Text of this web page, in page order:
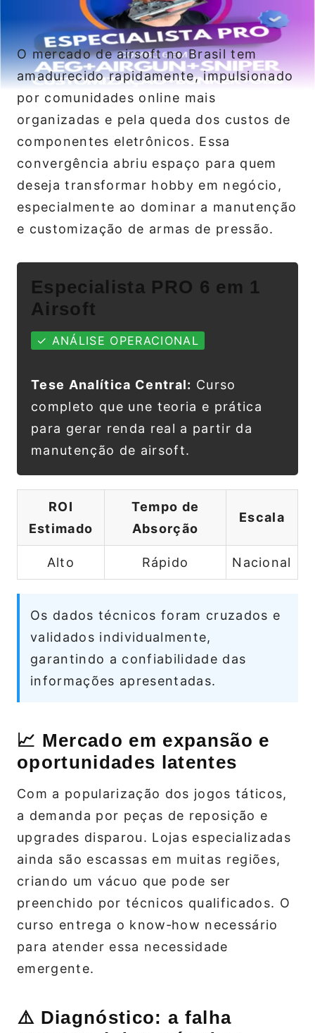
O mercado de airsoft no Brasil tem
amadurecido rapidamente, impulsionado
por comunidades online mais
organizadas e pela queda dos custos de
componentes eletrônicos. Essa
convergência abriu espaço para quem
deseja transformar hobby em negócio,
especialmente ao dominar a manutenção
e customização de armas de pressão.
Especialista PRO 6 em 1
Airsoft
✓ ANÁLISE OPERACIONAL
Tese Analítica Central: Curso
completo que une teoria e prática
para gerar renda real a partir da
manutenção de airsoft.
ROI
Estimado
Tempo de
Absorção
Escala
Alto Rápido Nacional
Os dados técnicos foram cruzados e
validados individualmente,
garantindo a confiabilidade das
informações apresentadas.
📈 Mercado em expansão e
oportunidades latentes
Com a popularização dos jogos táticos,
a demanda por peças de reposição e
upgrades disparou. Lojas especializadas
ainda são escassas em muitas regiões,
criando um vácuo que pode ser
preenchido por técnicos qualificados. O
curso entrega o know‑how necessário
para atender essa necessidade
emergente.
⚠️ Diagnóstico: a falha